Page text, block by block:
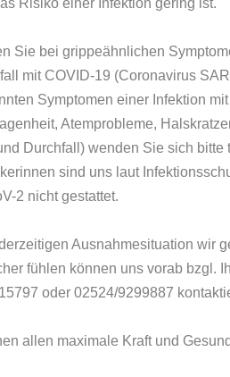
Risiko einer Infektion gering ist.
Sie bei grippeähnlichen
mit COVID-19 (Coronavirus
Symptomen einer Infektion
Atemprobleme,
Durchfall) wenden Sie sich
sind uns laut
2 nicht gestattet.
Ausnahmesituation wir
fühlen können uns vorab bzgl.
oder 02524/9299887
allen maximale Kraft und